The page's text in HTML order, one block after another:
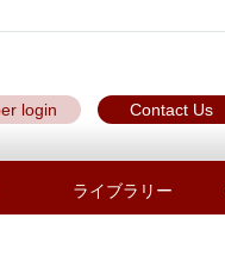
login Contact Us
ライブラリー